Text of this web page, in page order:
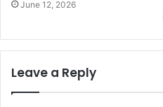
June 12, 2026
Leave a Reply